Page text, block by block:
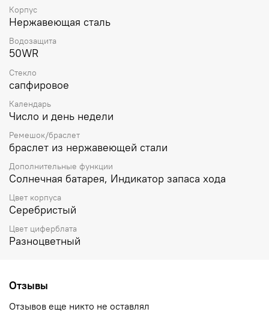
Корпус
Нержавеющая сталь
Водозащита
50WR
Стекло
сапфировое
Календарь
Число и день недели
Ремешок/браслет
браслет из нержавеющей стали
Дополнительные функции
Солнечная батарея, Индикатор запаса хода
Цвет корпуса
Серебристый
Цвет циферблата
Разноцветный
Отзывы
Отзывов еще никто не оставлял